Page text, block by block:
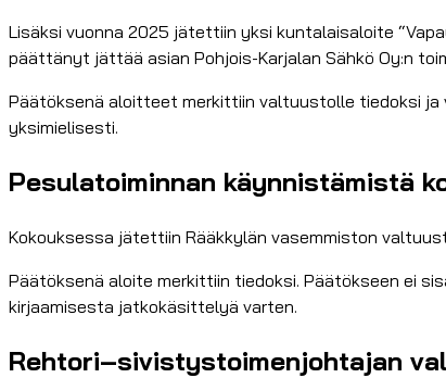
Lisäksi vuonna 2025 jätettiin yksi kuntalaisaloite
päättänyt jättää asian Pohjois-Karjalan Sähkö Oy:n
Päätöksenä aloitteet merkittiin valtuustolle tiedoksi
yksimielisesti.
Pesulatoiminnan käynnistämistä
Kokouksessa jätettiin Rääkkylän vasemmiston
Päätöksenä aloite merkittiin tiedoksi. Päätökseen ei
kirjaamisesta jatkokäsittelyä varten.
Rehtori–sivistystoimenjohtajan